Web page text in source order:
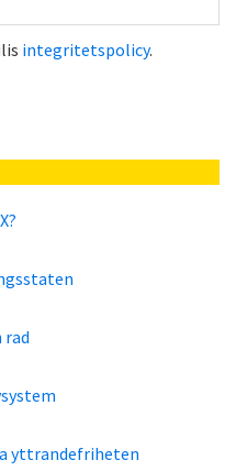
integritetspolicy.
rad
yttrandefriheten